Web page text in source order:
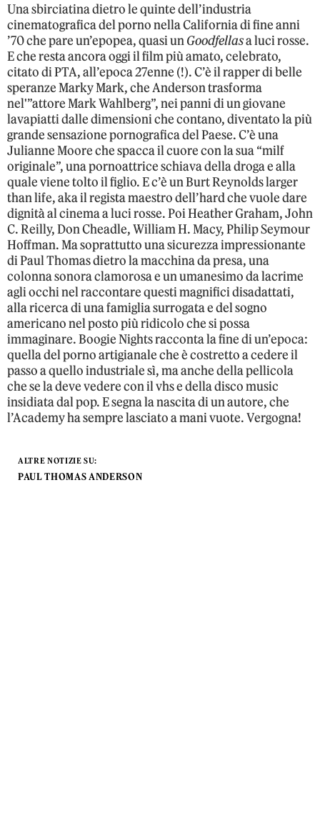
Una sbirciatina dietro le quinte dell’industria
cinematografica del porno nella California di fine anni
’70 che pare un’epopea, quasi unGoodfellasa luci rosse.
E che resta ancora oggi il film più amato, celebrato,
citato di PTA, all’epoca 27enne (!). C’è il rapper di belle
speranze Marky Mark, che Anderson trasforma
nel'”attore Mark Wahlberg”, nei panni di un giovane
lavapiatti dalle dimensioni che contano, diventato la più
grande sensazione pornografica del Paese. C’è una
Julianne Moore che spacca il cuore con la sua “milf
originale”, una pornoattrice schiava della droga e alla
quale viene tolto il figlio. E c’è un Burt Reynolds larger
than life, aka il regista maestro dell’hard che vuole dare
dignità al cinema a luci rosse. Poi Heather Graham, John
C. Reilly, Don Cheadle, William H. Macy, Philip Seymour
Hoffman. Ma soprattutto una sicurezza impressionante
di Paul Thomas dietro la macchina da presa, una
colonna sonora clamorosa e un umanesimo da lacrime
agli occhi nel raccontare questi magnifici disadattati,
alla ricerca di una famiglia surrogata e del sogno
americano nel posto più ridicolo che si possa
immaginare. Boogie Nights racconta la fine di un’epoca:
quella del porno artigianale che è costretto a cedere il
passo a quello industriale sì, ma anche della pellicola
che se la deve vedere con il vhs e della disco music
insidiata dal pop. E segna la nascita di un autore, che
l’Academy ha sempre lasciato a mani vuote. Vergogna!
ALTRE NOTIZIE SU:
PAUL THOMAS ANDERSON